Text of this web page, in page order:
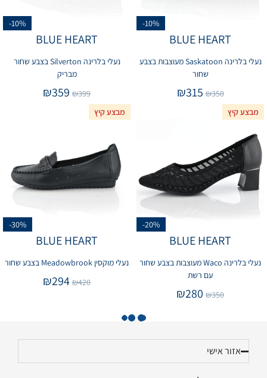
-10%
BLUE HEART
נעלי בלרינה Saskatoon מעוצבות בצבע
שחור
₪350
₪315
-10%
BLUE HEART
נעלי בלרינה Silverton בצבע שחור
מבריק
₪399
₪359
מבצע קיץ
-20%
BLUE HEART
נעלי בלרינה Waco מעוצבות בצבע שחור
עם רשת
₪350
₪280
מבצע קיץ
-30%
BLUE HEART
נעלי מוקסין Meadowbrook בצבע שחור
₪420
₪294
אזור אישי